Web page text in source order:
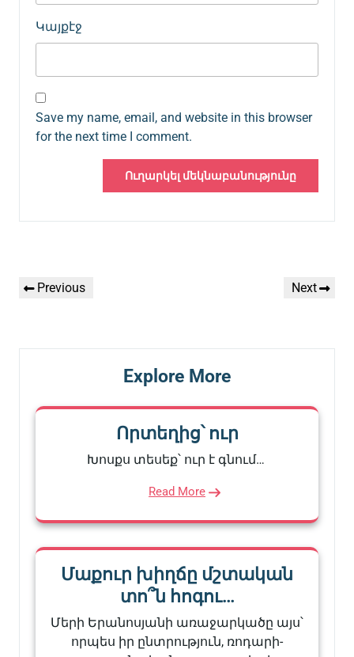
Կայքէջ
Save my name, email, and website in this browser
for the next time I comment.
նավարկումը
Previous
Previous
Next
Next
Explore More
Որտեղից՝ ուր
Խոսքս տեսեք՝ ուր է գնում…
Read More
Մաքուր խիղճը մշտական
տո՞ն հոգու…
Մերի Երանոսյանի առաջարկածը այս՝
որպես իր ընտրություն, ռոդարի-